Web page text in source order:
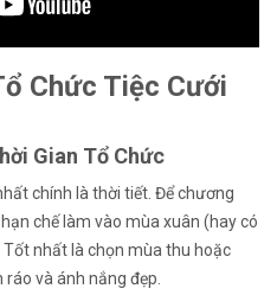
Chức Tiệc Cưới
Gian Tổ Chức
chính là thời tiết. Để chương
chế làm vào mùa xuân (hay có
nhất là chọn mùa thu hoặc
và ánh nắng đẹp.